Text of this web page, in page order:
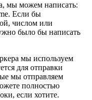
мы можем написать:
Если бы
числом или
было бы написать
мы используем
для отправки
мы отправляем
полностью
если хотите.